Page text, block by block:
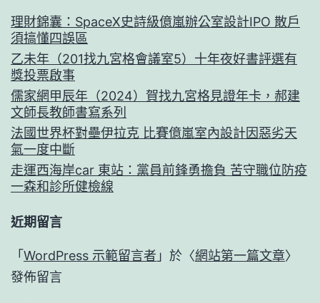
理財錦囊：SpaceX史詩級億嵐辦公室設計IPO 散戶
須搞懂四誤區
乙未年（201找九宮格會議室5）十年夜好書評選有
獎投票啟事
儒家網甲辰年（2024）賀找九宮格見證年卡，郝建
文師長教師書寫系列
法國世界杯對壘伊拉克 比賽億嵐室內設計因惡劣天
氣一度中斷
走運西海岸car 東站：黨員前鋒勇擔負 苦守職位防疫
一森和診所健檢線
近期留言
「 WordPress 示範留言者 」於〈網站第一篇文章〉
發佈留言